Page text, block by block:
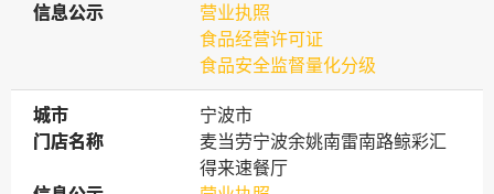
信息公示
信息公示
营业执照
食品经营许可证
食品安全监督量化分级
城市
城市
宁波市
门店名称
门店名称
麦当劳宁波余姚南雷南路鲸彩汇
得来速餐厅